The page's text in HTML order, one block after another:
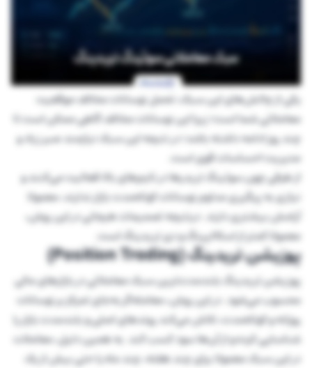
یکی از چالش‌های این سبک، تحمل نوسانات مخالف موقعیت
معاملاتی شما است؛ زیرا این نوسانات مخالف گاهی ممکن است تا
چند روز ادامه داشته باشد؛ در نتیجه این سبک نیازمند صبر زیاد و
مدیریت احساسات قوی است.
از طرفی چون سوئینگ تریدرها در تایم‌های بالا فعالیت می‌کنند و
نیازی به پیگیری مداوم نوسانات کوتاه‌مدت بازار ندارند، معمولا
آرامش بیشتری دارند. درنتیجه تصمیمات هیجانی در این روش،
معمولا کمتر از اسکالپینگ و دی تریدینگ است.
پوزیشن تریدینگ (Position Trading)
پوزیشن تریدینگ بلندمدت‌ترین سبک معاملاتی در بازارهای مالی
محسوب می‌شود. در این روش، معامله‌گر به‌جای تمرکز بر نوسانات
روزانه و کوتاه‌مدت، تلاش می‌کند روندهای اصلی و بلندمدت بازار را
شناسایی کرده و از آن‌ها سود کسب کند. به همین دلیل، معاملات
در این سبک معمولا برای چند هفته، چند ماه یا حتی بیش از یک